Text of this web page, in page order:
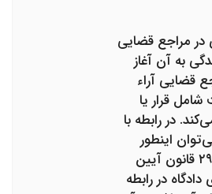
در مراجع قضایی
به آن آغاز
قضایی آراء
قرار یا
در رابطه با
اینطور
گفت که طبق ماده ۲۹۹ قانون آیین
در رابطه